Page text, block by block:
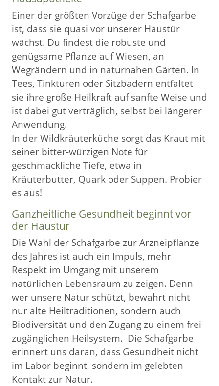
Einer der größten Vorzüge der Schafgarbe
ist, dass sie quasi vor unserer Haustür
wächst. Du findest die robuste und
genügsame Pflanze auf Wiesen, an
Wegrändern und in naturnahen Gärten. In
Tees, Tinkturen oder Sitzbädern entfaltet
sie ihre große Heilkraft auf sanfte Weise und
ist dabei gut verträglich, selbst bei längerer
Anwendung.
In der Wildkräuterküche sorgt das Kraut mit
seiner bitter-würzigen Note für
geschmackliche Tiefe, etwa in
Kräuterbutter, Quark oder Suppen. Probier
es aus!
Ganzheitliche Gesundheit beginnt vor
der Haustür
Die Wahl der Schafgarbe zur Arzneipflanze
des Jahres ist auch ein Impuls, mehr
Respekt im Umgang mit unserem
natürlichen Lebensraum zu zeigen. Denn
wer unsere Natur schützt, bewahrt nicht
nur alte Heiltraditionen, sondern auch
Biodiversität und den Zugang zu einem frei
zugänglichen Heilsystem. Die Schafgarbe
erinnert uns daran, dass Gesundheit nicht
im Labor beginnt, sondern im gelebten
Kontakt zur Natur.